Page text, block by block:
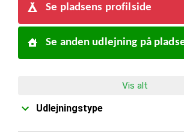
Se pladsens profilside
Se anden udlejning på
Vis alt
Udlejningstype